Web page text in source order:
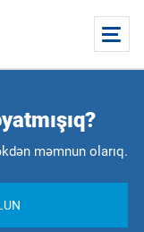
məmnun olarıq.